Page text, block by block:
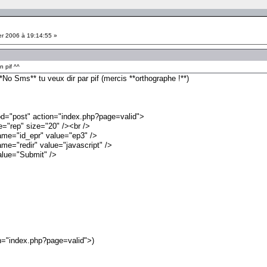
2006 à 19:14:55 »
pif ^^
Sms** tu veux dir par pif (mercis **orthographe !**)
size="20" /><br />
value="ep3" />
value="javascript" />
/>